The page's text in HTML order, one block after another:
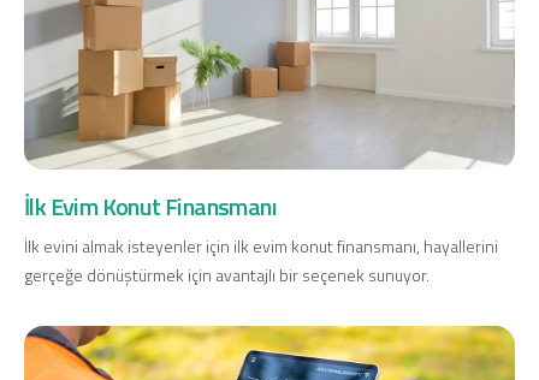
Tarım Finansmanı
Leasing
Yatırım
İlk Evim Konut Finansmanı
İlk evini almak isteyenler için ilk evim konut finansmanı, hayallerini
gerçeğe dönüştürmek için avantajlı bir seçenek sunuyor.